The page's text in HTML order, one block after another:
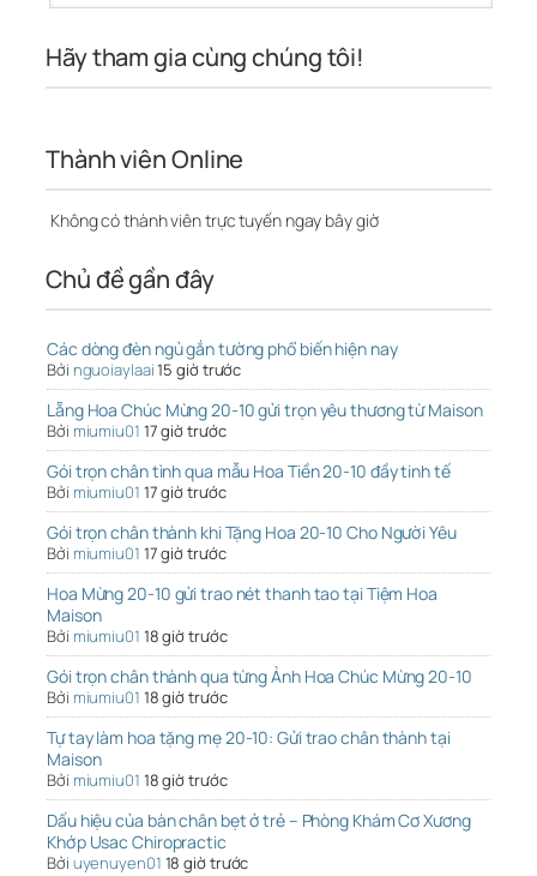
Hãy tham gia cùng chúng tôi!
Thành viên Online
Không có thành viên trực tuyến ngay bây giờ
Chủ đề gần đây
Các dòng đèn ngủ gắn tường phổ biến hiện nay
Bởi nguoiaylaai15 giờ trước
Lẵng Hoa Chúc Mừng 20-10 gửi trọn yêu thương từ Maison
Bởi miumiu01 17 giờ trước
Gói trọn chân tình qua mẫu Hoa Tiền 20-10 đầy tinh tế
Bởi miumiu01 17 giờ trước
Gói trọn chân thành khi Tặng Hoa 20-10 Cho Người Yêu
Bởi miumiu01 17 giờ trước
Hoa Mừng 20-10 gửi trao nét thanh tao tại Tiệm Hoa
Maison
Bởi miumiu01 18 giờ trước
Gói trọn chân thành qua từng Ảnh Hoa Chúc Mừng 20-10
Bởi miumiu01 18 giờ trước
Tự tay làm hoa tặng mẹ 20-10: Gửi trao chân thành tại
Maison
Bởi miumiu01 18 giờ trước
Dấu hiệu của bàn chân bẹt ở trẻ – Phòng Khám Cơ Xương
Khớp Usac Chiropractic
Bởi uyenuyen01 18 giờ trước